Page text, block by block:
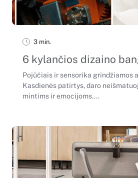
3 min.
6 kylančios dizaino
Pojūčiais ir sensorika grindžiamos
Kasdienės patirtys, daro
mintims ir emocijoms....